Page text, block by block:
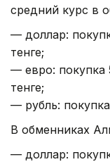
средний курс в
— доллар:
тенге;
— евро: покупка
тенге;
— рубль:
В обменниках
— доллар: